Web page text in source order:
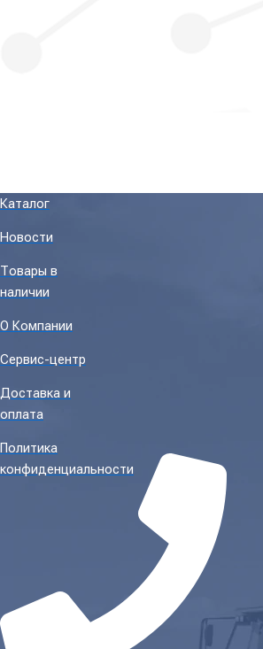
Каталог
Новости
Товары в
наличии
О Компании
Сервис-центр
Доставка и
оплата
Политика
конфиденциальности